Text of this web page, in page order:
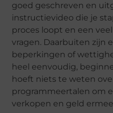
goed geschreven en
instructievideo die je
proces loopt en een
vragen. Daarbuiten zijn
beperkingen of
heel eenvoudig,
hoeft niets te weten
programmeertalen om
verkopen en geld